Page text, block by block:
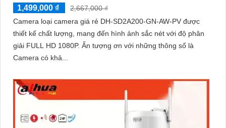
1,499,000 ₫
2,667,000 ₫
Camera loại camera giá rẻ DH-SD2A200-GN-AW-PV được
thiết kế chất lượng, mang đến hình ảnh sắc nét với độ phân
giải FULL HD 1080P. Ấn tượng ơn với những thông số là
Camera có khả...